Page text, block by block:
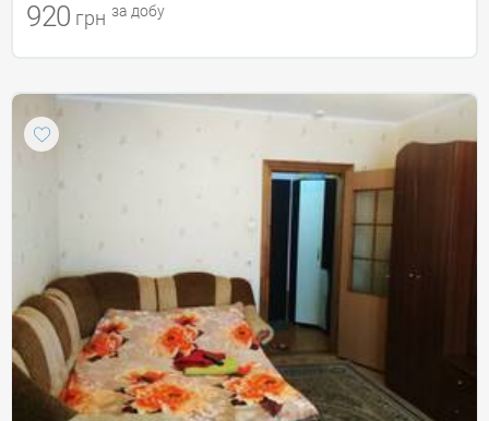
920 грн за добу